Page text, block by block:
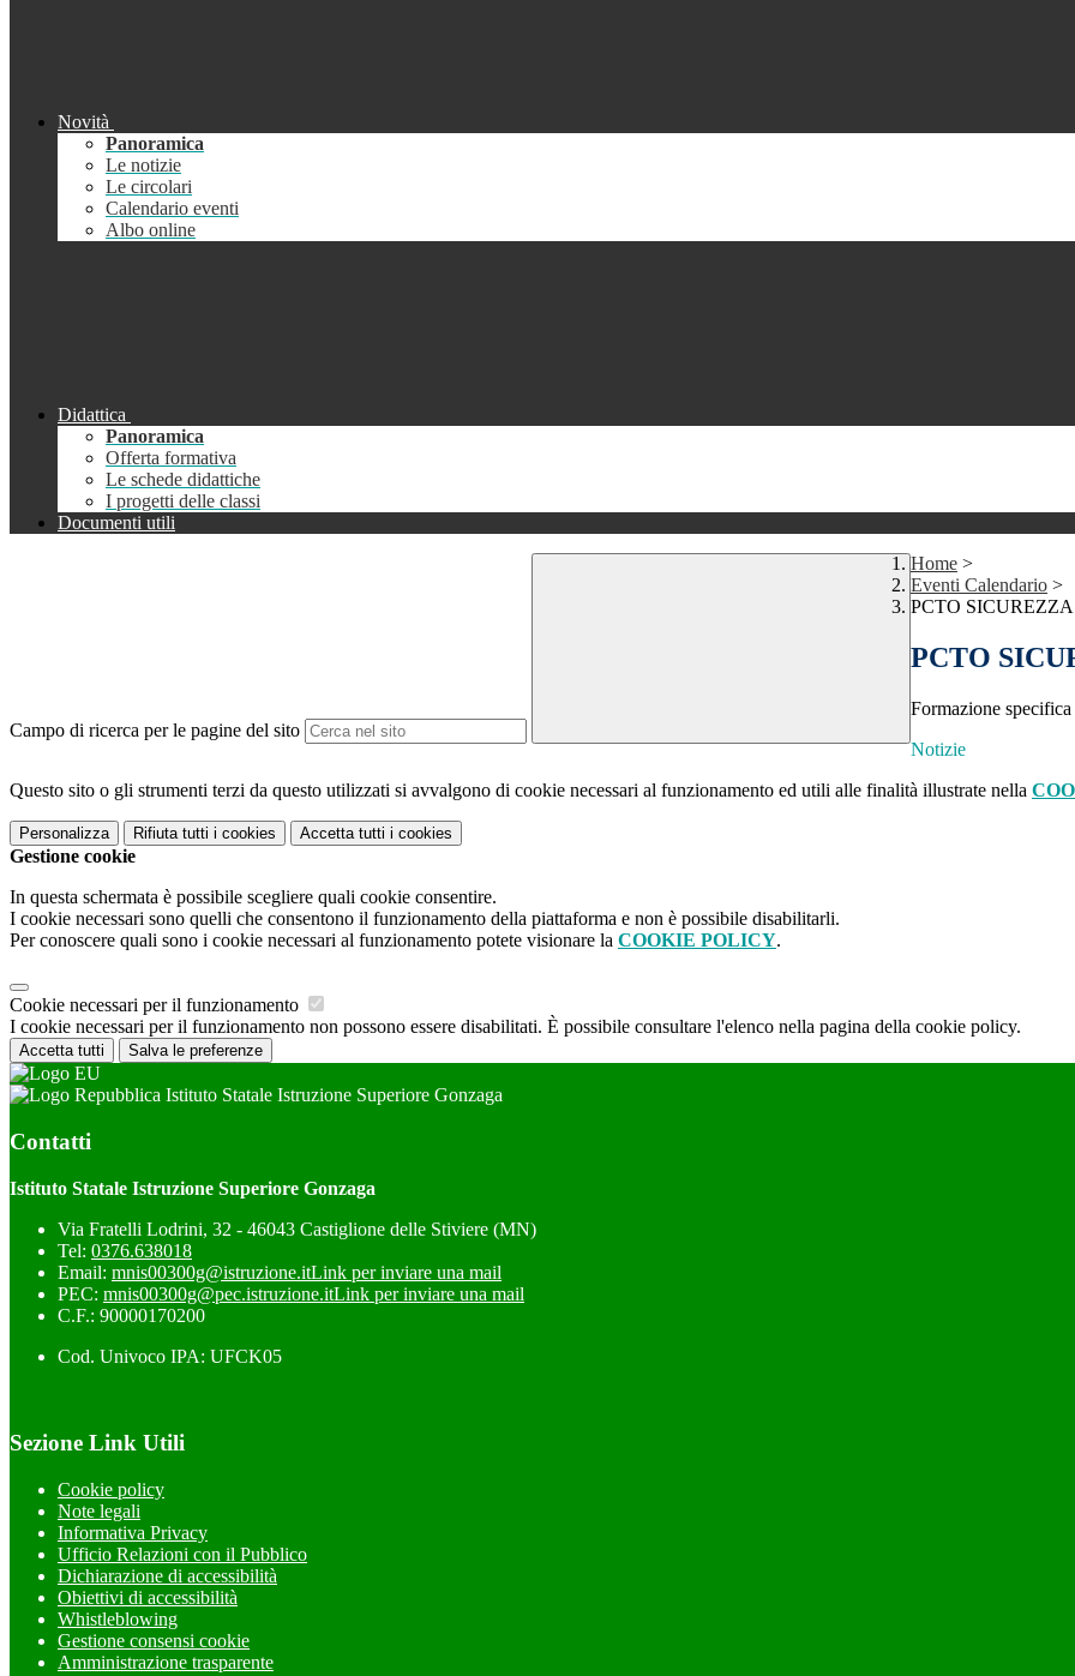
Novità
Panoramica
Le notizie
Le circolari
Calendario eventi
Albo online
Didattica
Panoramica
Offerta formativa
Le schede didattiche
I progetti delle classi
Documenti utili
Campo di ricerca per le pagine del sito
Home >
Eventi Calendario >
PCTO
PCTO
Formazione specifica
Notizie
Questo sito o gli strumenti terzi da questo utilizzati si avvalgono di cookie necessari al funzionamento ed utili alle finalità illustrate nella
Personalizza Rifiuta tutti i cookies Accetta tutti i cookies
Gestione cookie
In questa schermata è possibile scegliere quali cookie consentire.
I cookie necessari sono quelli che consentono il funzionamento della piattaforma e non è possibile disabilitarli.
Per conoscere quali sono i cookie necessari al funzionamento potete visionare la COOKIE POLICY.
Cookie necessari per il funzionamento
I cookie necessari per il funzionamento non possono essere disabilitati. È possibile consultare l'elenco nella pagina della cookie policy.
Accetta tutti Salva le preferenze
Istituto Statale Istruzione Superiore Gonzaga
Contatti
Istituto Statale Istruzione Superiore Gonzaga
Via Fratelli Lodrini, 32 - 46043 Castiglione delle Stiviere (MN)
Tel: 0376.638018
Email: mnis00300g@istruzione.itLink per inviare una mail
PEC: mnis00300g@pec.istruzione.itLink per inviare una mail
C.F.: 90000170200
Cod. Univoco IPA: UFCK05
Sezione Link Utili
Cookie policy
Note legali
Informativa Privacy
Ufficio Relazioni con il Pubblico
Dichiarazione di accessibilità
Obiettivi di accessibilità
Whistleblowing
Gestione consensi cookie
Amministrazione trasparente